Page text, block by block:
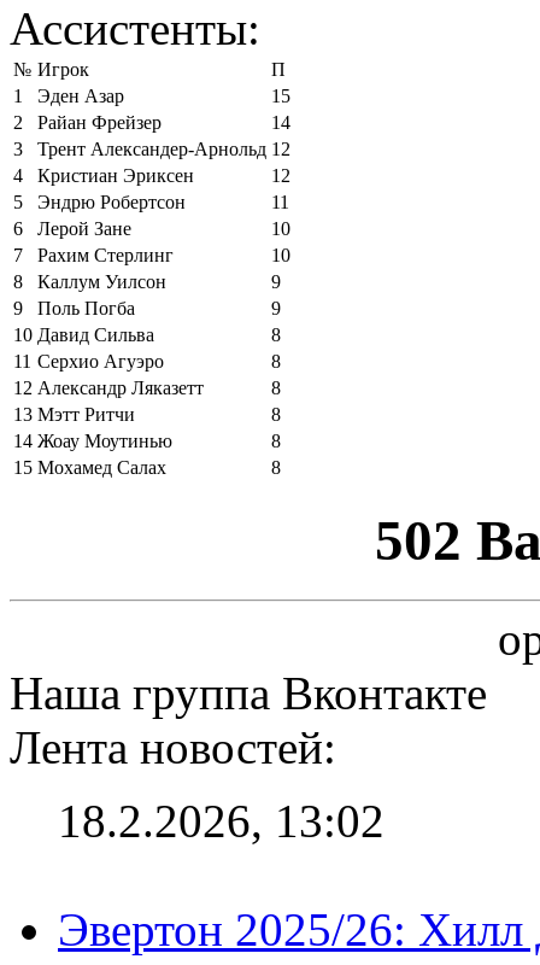
Ассистенты:
№ Игрок
П
1
Эден Азар
15
2
Райан Фрейзер
14
3
Трент Александер-Арнольд 12
4
Кристиан Эриксен
12
5
Эндрю Робертсон
11
6
Лерой Зане
10
7
Рахим Стерлинг
10
8
Каллум Уилсон
9
9
Поль Погба
9
10 Давид Сильва
8
11 Серхио Агуэро
8
12 Александр Ляказетт
8
13 Мэтт Ритчи
8
14 Жоау Моутинью
8
15 Мохамед Салах 8
502
Наша группа Вконтакте
Лента новостей:
18.2.2026, 13:02
Эвертон 2025/26: